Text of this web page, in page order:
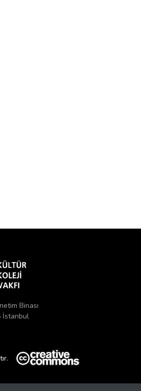
Binası
İstanbul